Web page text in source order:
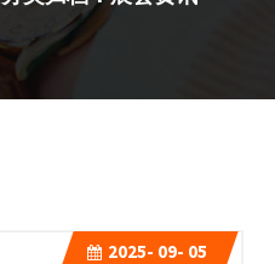
2025- 09- 05